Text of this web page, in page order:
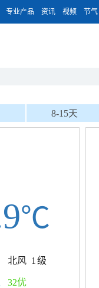
专业产品 资讯 视频 节气
8-15天
北风 1级
℃
32优